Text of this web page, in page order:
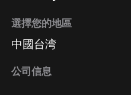
選擇您的地區
中國台湾
公司信息